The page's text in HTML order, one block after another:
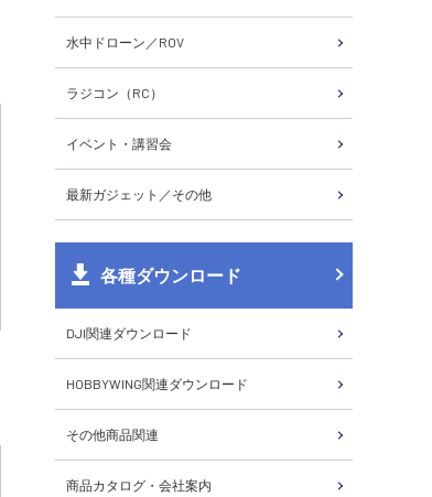
水中ドローン／ROV
ラジコン（RC）
イベント・講習会
最新ガジェット／その他
各種ダウンロード
DJI関連ダウンロード
HOBBYWING関連ダウンロード
その他商品関連
商品カタログ・会社案内